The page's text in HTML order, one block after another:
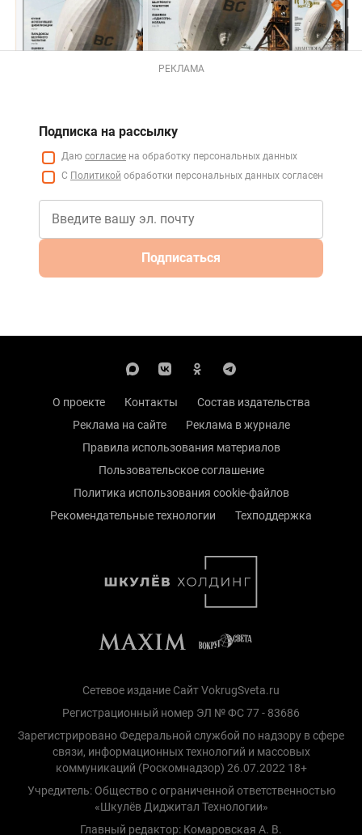
РЕКЛАМА
Подписка на рассылку
Даю согласие на обработку персональных данных
С Политикой обработки персональных данных согласен
Подписаться
О проекте Контакты
Состав издательства
Реклама на сайте
Реклама в журнале
Правила использования материалов
Пользовательское соглашение
Политика использования cookie-файлов
Рекомендательные технологии
Техподдержка
Сетевое издание Сайт VokrugSveta.ru
Регистрационный номер ЭЛ № ФС 77 - 83686
Зарегистрировано Федеральной службой по надзору в сфере
связи, информационных технологий и массовых
коммуникаций (Роскомнадзор) 26.07.2022 18+
Учредитель: Общество с ограниченной ответственностью
«Шкулёв Диджитал Технологии»
Главный редактор: Комаровская А. В.